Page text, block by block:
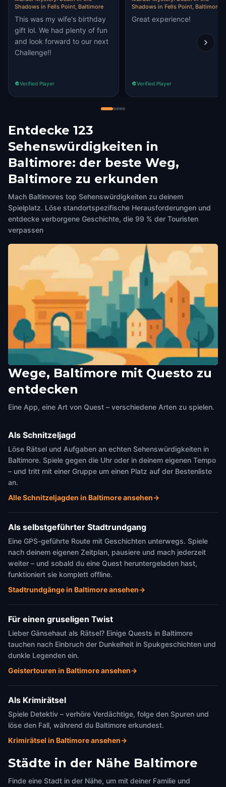
Shadows in Fells Point, Baltimore
This was my wife's birthday
gift lol. We had plenty of fun
and look forward to our next
Challenge!!
Verified Player
Shadows in Fells Point, Baltimore
Great experience!
Verified Player
Entdecke 123
Sehenswürdigkeiten in
Baltimore: der beste Weg,
Baltimore zu erkunden
Mach Baltimores top Sehenswürdigkeiten zu deinem
Spielplatz. Löse standortspezifische Herausforderungen und
entdecke verborgene Geschichte, die 99 % der Touristen
verpassen
Luann Carra Gallery
Baltimore,United States of America
Wege, Baltimore mit Questo zu
entdecken
Eine App, eine Art von Quest – verschiedene Arten zu spielen.
Als Schnitzeljagd
Löse Rätsel und Aufgaben an echten Sehenswürdigkeiten in
Baltimore. Spiele gegen die Uhr oder in deinem eigenen Tempo
– und tritt mit einer Gruppe um einen Platz auf der Bestenliste
an.
Alle Schnitzeljagden in Baltimore ansehen→
Als selbstgeführter Stadtrundgang
Eine GPS-geführte Route mit Geschichten unterwegs. Spiele
nach deinem eigenen Zeitplan, pausiere und mach jederzeit
weiter – und sobald du eine Quest heruntergeladen hast,
funktioniert sie komplett offline.
Stadtrundgänge in Baltimore ansehen→
Für einen gruseligen Twist
Lieber Gänsehaut als Rätsel? Einige Quests in Baltimore
tauchen nach Einbruch der Dunkelheit in Spukgeschichten und
dunkle Legenden ein.
Geistertouren in Baltimore ansehen→
Als Krimirätsel
Spiele Detektiv – verhöre Verdächtige, folge den Spuren und
löse den Fall, während du Baltimore erkundest.
Krimirätsel in Baltimore ansehen→
Städte in der Nähe Baltimore
Finde eine Stadt in der Nähe, um mit deiner Familie und